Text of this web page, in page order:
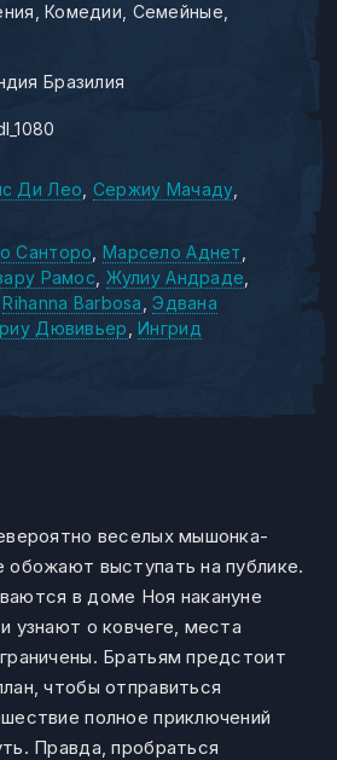
Комедии Семейные
Бразилия
Ди Лео Сержиу Мачаду
Санторо Марсело Аднет
Рамос Жулиу Андраде
Rihanna Barbosa
Эдвана
Дювивьер Ингрид
веселых мышонка-
обожают выступать на публике.
в доме Ноя накануне
узнают о ковчеге, места
Братьям предстоит
чтобы отправиться
полное приключений
Правда, пробраться